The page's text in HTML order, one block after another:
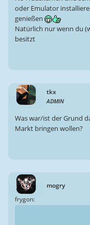
oder Emulator
genießen
Natürlich nur wenn du
besitzt
tkx
ADMIN
Was war/ist der Grund
Markt bringen wollen?
mogry
frygon: